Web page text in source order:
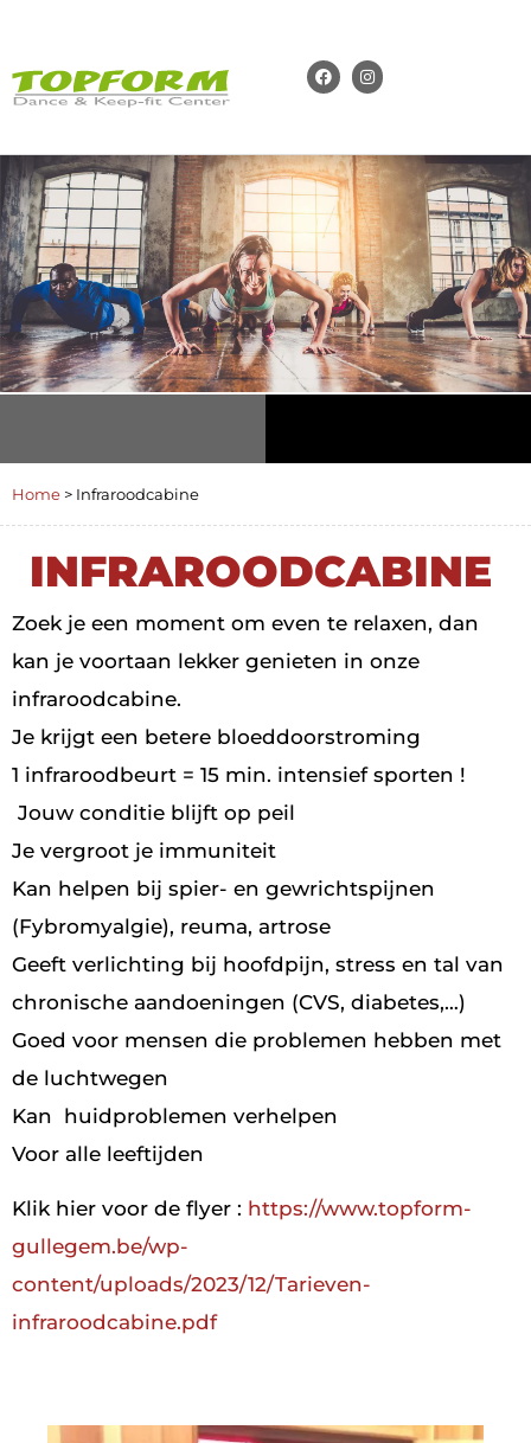
Home > Infraroodcabine
INFRAROODCABINE
Zoek je een moment om even te relaxen, dan
kan je voortaan lekker genieten in onze
infraroodcabine.
Je krijgt een betere bloeddoorstroming
1 infraroodbeurt = 15 min. intensief sporten !
Jouw conditie blijft op peil
Je vergroot je immuniteit
Kan helpen bij spier- en gewrichtspijnen
(Fybromyalgie), reuma, artrose
Geeft verlichting bij hoofdpijn, stress en tal van
chronische aandoeningen (CVS, diabetes,…)
Goed voor mensen die problemen hebben met
de luchtwegen
Kan huidproblemen verhelpen
Voor alle leeftijden
Klik hier voor de flyer : https://www.topform-
gullegem.be/wp-
content/uploads/2023/12/Tarieven-
infraroodcabine.pdf